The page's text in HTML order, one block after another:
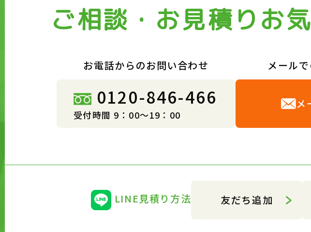
ご相談・お見積りお
お電話からのお問い合わせ
0120-846-466
受付時間 9：00～19：00
メール
メ
LINE見積り方法 友だち追加